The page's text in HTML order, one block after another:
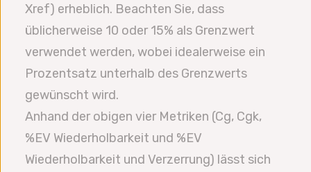
Xref) erheblich. Beachten Sie, dass
üblicherweise 10 oder 15% als Grenzwert
verwendet werden, wobei idealerweise ein
Prozentsatz unterhalb des Grenzwerts
gewünscht wird.
Anhand der obigen vier Metriken (Cg, Cgk,
%EV Wiederholbarkeit und %EV
Wiederholbarkeit und Verzerrung) lässt sich